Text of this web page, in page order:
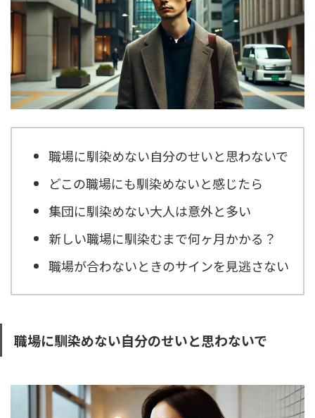
職場に馴染めない自分のせいと思わないで
どこの職場にも馴染めないと感じたら
集団に馴染めない大人は意外と多い
新しい職場に馴染むまで何ヶ月かかる？
職場が合わないときのサインを見逃さない
職場に馴染めない自分のせいと思わないで